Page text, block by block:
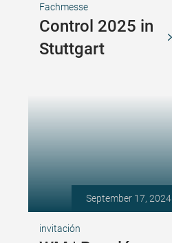
Fachmesse
Control 2025 in
Stuttgart
September 17, 2024
invitación